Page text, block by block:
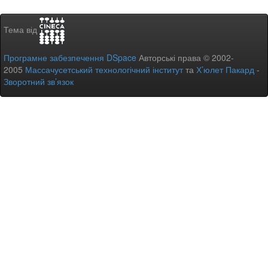
Тема від
Програмне забезпечення DSpace Авторські права © 2002-
2005 Массачусетський технологічний інститутта Х’юлет Пакард -
Зворотний зв’язок